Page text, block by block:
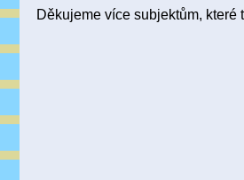
Děkujeme více subjektům,